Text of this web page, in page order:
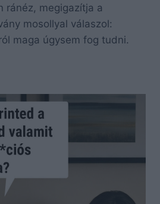
ránéz, megigazítja a
mosollyal válaszol:
maga úgysem fog tudni.